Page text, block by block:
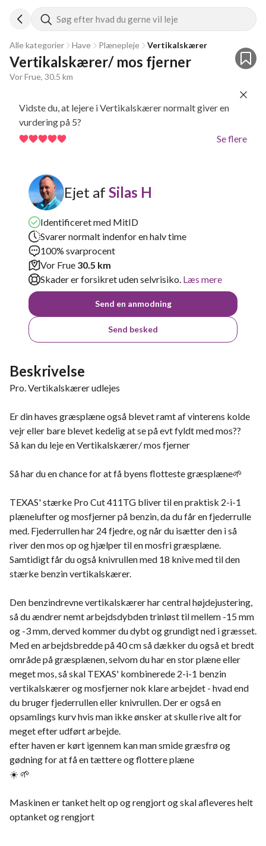
Søg efter hvad du gerne vil leje
Alle kategorier Have Plænepleje Vertikalskærer
Vertikalskærer/ mos fjerner
Vor Frue, 30.5 km
Vidste du, at lejere i Vertikalskærer normalt giver en
vurdering på 5?
Se flere
Ejet af Silas H
Identificeret med MitID
Svarer normalt indenfor en halv time
100% svarprocent
Vor Frue 30.5 km
Skader er forsikret uden selvrisiko. Læs mere
Send en anmodning
Send besked
Beskrivelse
Pro. Vertikalskærer udlejes
Er din haves græsplæne også blevet ramt af vinterens kolde
vejr eller bare blevet kedelig at se på evt fyldt med mos??
Så kan du leje en Vertikalskærer/ mos fjerner
Så har du en chance for at få byens flotteste græsplæne🌱
TEXAS' stærke Pro Cut 411TG bliver til en praktisk 2-i-1
plænelufter og mosfjerner på benzin, da du får en fjederrulle
med. Fjederrullen har 24 fjedre, og når du isætter den i så
river den mos op og hjælper til en mosfri græsplæne.
Samtidigt får du også knivrullen med 18 knive med til den
stærke benzin vertikalskærer.
Den benzindrevne vertikalskærer har central højdejustering,
så du ændrer nemt arbejdsdybden trinløst til mellem -15 mm
og -3 mm, derved kommer du dybt og grundigt ned i græsset.
Med en arbejdsbredde på 40 cm så dækker du også et bredt
område på græsplænen, selvom du har en stor plæne eller
meget mos, så skal TEXAS' kombinerede 2-i-1 benzin
vertikalskærer og mosfjerner nok klare arbejdet - hvad end
du bruger fjederrullen eller knivrullen. Der er også en
opsamlings kurv hvis man ikke ønsker at skulle rive alt for
meget efter udført arbejde.
efter haven er kørt igennem kan man smide græsfrø og
gødning for at få en tættere og flottere plæne
☀️ 🌱
Maskinen er tanket helt op og rengjort og skal afleveres helt
optanket og rengjort